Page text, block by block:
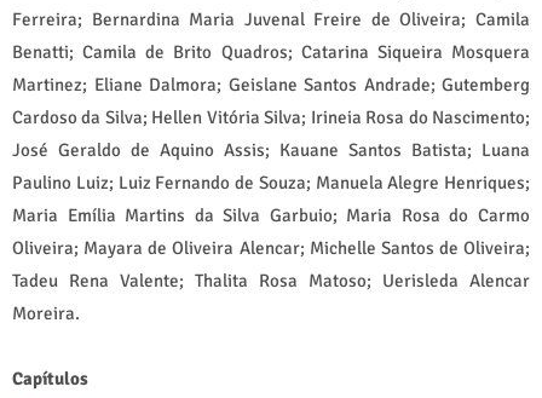
Ferreira; Bernardina Maria Juvenal Freire de Oliveira; Camila
Benatti; Camila de Brito Quadros; Catarina Siqueira Mosquera
Martinez; Eliane Dalmora; Geislane Santos Andrade; Gutemberg
Cardoso da Silva; Hellen Vitória Silva; Irineia Rosa do Nascimento;
José Geraldo de Aquino Assis; Kauane Santos Batista; Luana
Paulino Luiz; Luiz Fernando de Souza; Manuela Alegre Henriques;
Maria Emília Martins da Silva Garbuio; Maria Rosa do Carmo
Oliveira; Mayara de Oliveira Alencar; Michelle Santos de Oliveira;
Tadeu Rena Valente; Thalita Rosa Matoso; Uerisleda Alencar
Moreira.
Capítulos